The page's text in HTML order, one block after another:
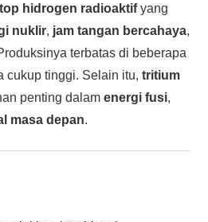
hidrogen radioaktifyang
nuklir, jam tangan bercahaya,
terbatas di beberapa
cukup tinggi. Selain itu, tritium
penting dalam energi fusi,
masa depan.